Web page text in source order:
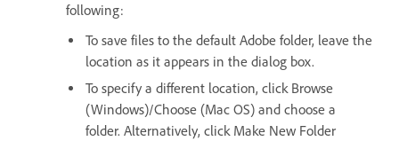
following:
To save files to the default Adobe folder, leave the
location as it appears in the dialog box.
To specify a different location, click Browse
(Windows)/Choose (Mac OS) and choose a
folder. Alternatively, click Make New Folder